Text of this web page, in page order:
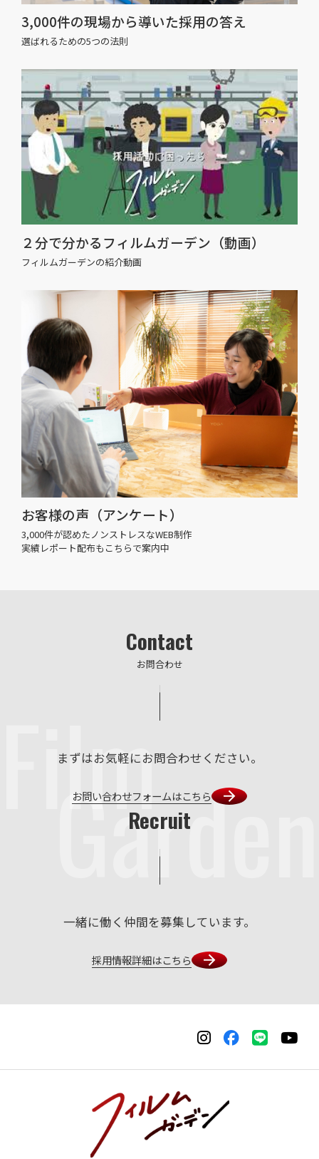
3,000件の現場から導いた採用の答え
選ばれるための5つの法則
２分で分かるフィルムガーデン（動画）
フィルムガーデンの紹介動画
お客様の声（アンケート）
3,000件が認めたノンストレスなWEB制作
実績レポート配布もこちらで案内中
Film
Garden
Contact
お問合わせ
まずはお気軽にお問合わせください。
お問い合わせフォームはこちら
Recruit
一緒に働く仲間を募集しています。
採用情報詳細はこちら